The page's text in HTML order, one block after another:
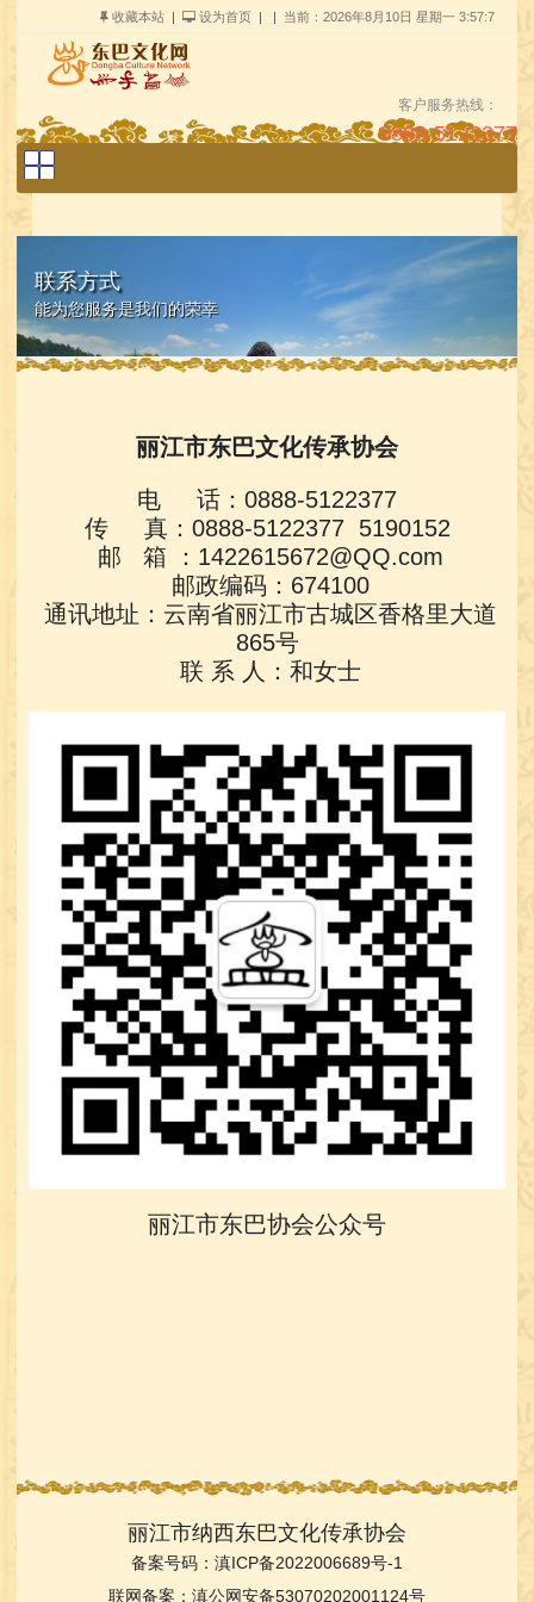
收藏本站| 设为首页| | 当前： 2026年8月10日 星期一 3:57:7
客户服务热线：
0888-5122377
搜索
联系方式
能为您服务是我们的荣幸
丽江市东巴文化传承协会
电 话：0888-5122377
传 真：0888-5122377 5190152
邮 箱 ：1422615672@QQ.com
邮政编码：674100
通讯地址：云南省丽江市古城区香格里大道
865号
联 系 人：和女士
丽江市东巴协会公众号
丽江市纳西东巴文化传承协会
备案号码： 滇ICP备2022006689号-1
联网备案： 滇公网安备53070202001124号